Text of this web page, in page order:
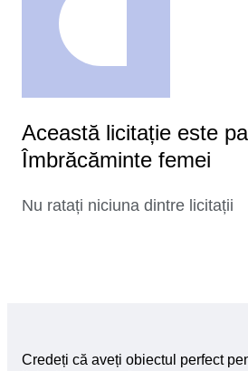
Această licitație este
Îmbrăcăminte femei
Nu ratați niciuna dintre licitații
Credeți că aveți obiectul perfect